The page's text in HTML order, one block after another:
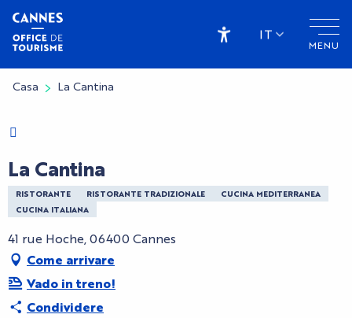
Aller
contenu
principal
MENU
Accessibilité
IT
Casa La Cantina
La Cantina
RISTORANTE RISTORANTE TRADIZIONALE
CUCINA MEDITERRANEA
CUCINA ITALIANA
Charte Bienvenue à Cannes
41 rue Hoche, 06400 Cannes
Come arrivare
Vado in treno!
Condividere